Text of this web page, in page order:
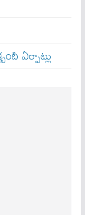
ఏర్పాట్లు